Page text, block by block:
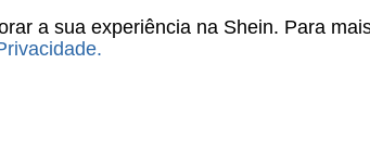
a sua experiência na Shein. Para
.